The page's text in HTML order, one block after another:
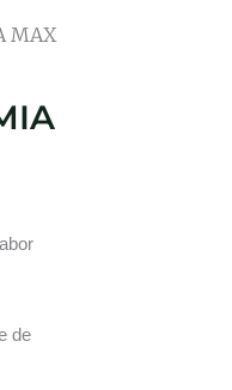
MAX
de